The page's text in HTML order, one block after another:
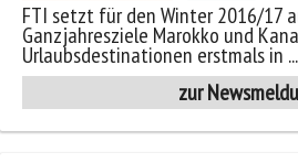
FTI setzt für den Winter 2016/17
Ganzjahresziele Marokko und
Urlaubsdestinationen erstmals in ...
zur